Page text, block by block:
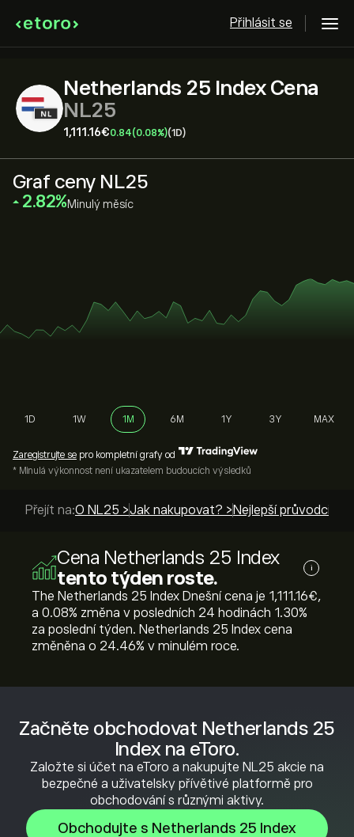
Přihlásit se
Netherlands 25 Index Cena
NL25
1,111.16‎€‎0.84(0.08%)(1D)
Začněte obchodovat Netherlands 25
Index na eToro.
Založte si účet na eToro a nakupujte NL25 akcie na
bezpečné a uživatelsky přívětivé platformě pro
obchodování s různými aktivy.
Obchodujte s Netherlands 25 Index
Graf ceny NL25
‎2.82‎ Minulý měsíc
1D 1W 1M 6M 1Y 3Y MAX
Zaregistrujte se pro kompletní grafy od
* Minulá výkonnost není ukazatelem budoucích výsledků
Přejít na:O NL25 >Jak nakupovat? > Nejlepší průvodci >
Cena Netherlands 25 Index
tento týden roste.
i
The Netherlands 25 Index Dnešní cena je 1,111.16‎€‎,
a ‎0.08‎% změna v posledních 24 hodinách ‎1.30‎%
za poslední týden. Netherlands 25 Index cena
změněna o ‎24.46‎% v minulém roce.